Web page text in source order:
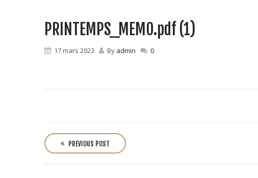
PRINTEMPS_MEMO.pdf (1)
17 mars 2023 By admin 0
o
s
t
PREVIOUS POST